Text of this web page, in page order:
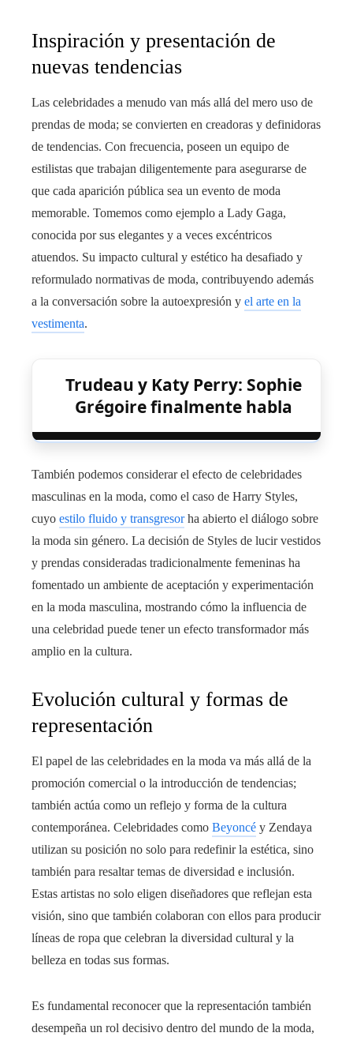
Inspiración y presentación de
nuevas tendencias
Las celebridades a menudo van más allá del mero uso de
prendas de moda; se convierten en creadoras y definidoras
de tendencias. Con frecuencia, poseen un equipo de
estilistas que trabajan diligentemente para asegurarse de
que cada aparición pública sea un evento de moda
memorable. Tomemos como ejemplo a Lady Gaga,
conocida por sus elegantes y a veces excéntricos
atuendos. Su impacto cultural y estético ha desafiado y
reformulado normativas de moda, contribuyendo además
a la conversación sobre la autoexpresión y el arte en la
vestimenta.
Trudeau y Katy Perry: Sophie
Grégoire finalmente habla
También podemos considerar el efecto de celebridades
masculinas en la moda, como el caso de Harry Styles,
cuyo estilo fluido y transgresorha abierto el diálogo sobre
la moda sin género. La decisión de Styles de lucir vestidos
y prendas consideradas tradicionalmente femeninas ha
fomentado un ambiente de aceptación y experimentación
en la moda masculina, mostrando cómo la influencia de
una celebridad puede tener un efecto transformador más
amplio en la cultura.
Evolución cultural y formas de
representación
El papel de las celebridades en la moda va más allá de la
promoción comercial o la introducción de tendencias;
también actúa como un reflejo y forma de la cultura
contemporánea. Celebridades como Beyoncé y Zendaya
utilizan su posición no solo para redefinir la estética, sino
también para resaltar temas de diversidad e inclusión.
Estas artistas no solo eligen diseñadores que reflejan esta
visión, sino que también colaboran con ellos para producir
líneas de ropa que celebran la diversidad cultural y la
belleza en todas sus formas.
Es fundamental reconocer que la representación también
desempeña un rol decisivo dentro del mundo de la moda,